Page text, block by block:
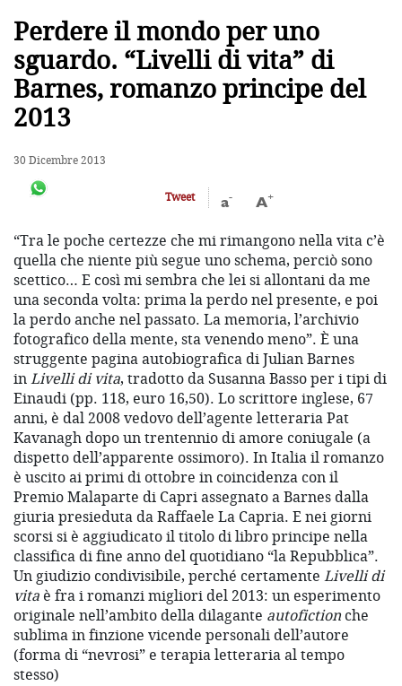
Perdere il mondo per uno
sguardo. “Livelli di vita” di
Barnes, romanzo principe del
2013
30 Dicembre 2013
Tweet a- A+
“Tra le poche certezze che mi rimangono nella vita c’è
quella che niente più segue uno schema, perciò sono
scettico… E così mi sembra che lei si allontani da me
una seconda volta: prima la perdo nel presente, e poi
la perdo anche nel passato. La memoria, l’archivio
fotografico della mente, sta venendo meno”. È una
struggente pagina autobiografica di Julian Barnes
inLivelli di vita, tradotto da Susanna Basso per i tipi di
Einaudi (pp. 118, euro 16,50). Lo scrittore inglese, 67
anni, è dal 2008 vedovo dell’agente letteraria Pat
Kavanagh dopo un trentennio di amore coniugale (a
dispetto dell’apparente ossimoro). In Italia il romanzo
è uscito ai primi di ottobre in coincidenza con il
Premio Malaparte di Capri assegnato a Barnes dalla
giuria presieduta da Raffaele La Capria. E nei giorni
scorsisi è aggiudicato il titolo di libro principe nella
classifica di fine anno del quotidiano “la Repubblica”.
Un giudizio condivisibile, perché certamente Livelli di
vita è fra i romanzi migliori del 2013: un esperimento
originale nell’ambito della dilagante autofictionche
sublima in finzione vicende personali dell’autore
(forma di “nevrosi” e terapia letteraria al tempo
stesso)